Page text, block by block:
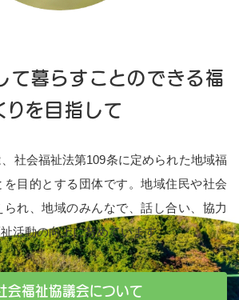
て暮らすことのできる福
りを目指して
社会福祉法第109条に定められた地域福
目的とする団体です。地域住民や社会
れ、地域のみんなで、話し合い、協力
活動の向上に努めています。
会福祉協議会について